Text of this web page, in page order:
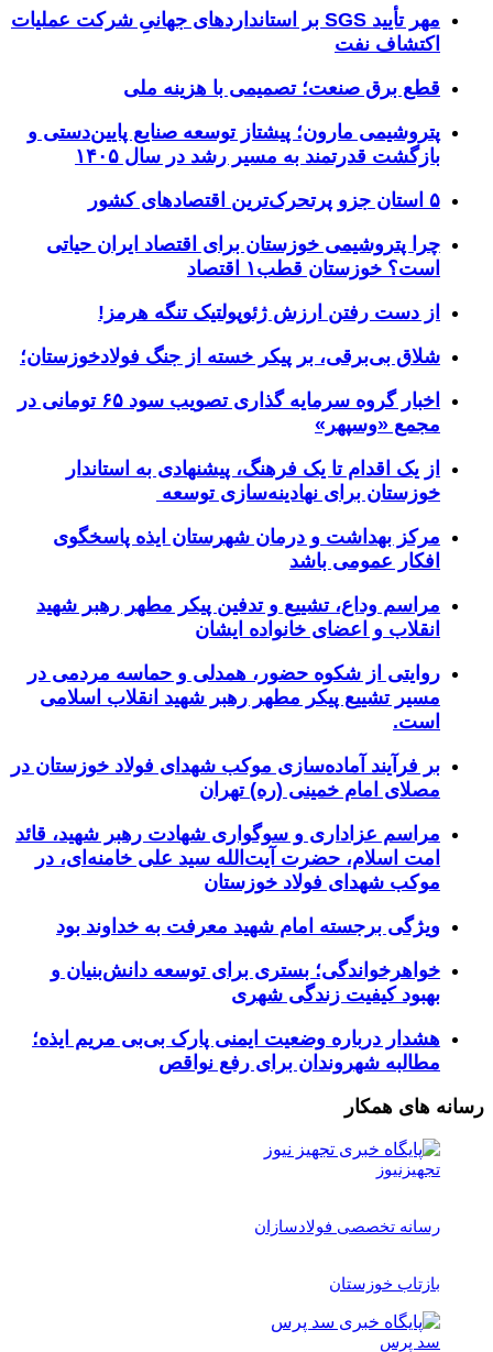
مهر تأیید SGS بر استانداردهای جهانیِ شرکت عملیات
اکتشاف نفت
قطع برق صنعت؛ تصمیمی با هزینه ملی
پتروشیمی مارون؛ پیشتاز توسعه صنایع پایین‌دستی و
بازگشت قدرتمند به مسیر رشد در سال ۱۴۰۵
۵ استان جزو پرتحرک‌ترین اقتصاد‌های کشور
چرا پتروشیمی خوزستان برای اقتصاد ایران حیاتی
است؟ خوزستان قطب۱ اقتصاد
از دست رفتن ارزش ژئوپولتیک تنگه هرمز!
شلاق‌ بی‌برقی، بر پیکر خسته‌ از جنگ فولادخوزستان؛
اخبار گروه سرمایه گذاری تصویب سود ۶۵ تومانی در
مجمع «وسپهر»
از یک اقدام تا یک فرهنگ، پیشنهادی به استاندار
خوزستان برای نهادینه‌سازی توسعه
مرکز بهداشت و درمان شهرستان ایذه پاسخگوی
افکار عمومی باشد
مراسم وداع، تشییع و تدفین پیکر مطهر رهبر شهید
انقلاب و اعضای خانواده ایشان
روایتی از شکوه حضور، همدلی و حماسه مردمی در
مسیر تشییع پیکر مطهر رهبر شهید انقلاب اسلامی
است.
بر فرآیند آماده‌سازی موکب شهدای فولاد خوزستان در
مصلای امام خمینی (ره) تهران
مراسم عزاداری و سوگواری شهادت رهبر شهید، قائد
امت اسلام، حضرت آیت‌الله سید علی خامنه‌ای، در
موکب شهدای فولاد خوزستان
ویژگی برجسته امام شهید معرفت به خداوند بود
خواهرخواندگی؛ بستری برای توسعه دانش‌بنیان و
بهبود کیفیت زندگی شهری
هشدار درباره وضعیت ایمنی پارک بی‌بی مریم ایذه؛
مطالبه شهروندان برای رفع نواقص
رسانه های همکار
تجهیزنیوز
رسانه تخصصی فولادسازان
بازتاب خوزستان
سد پرس